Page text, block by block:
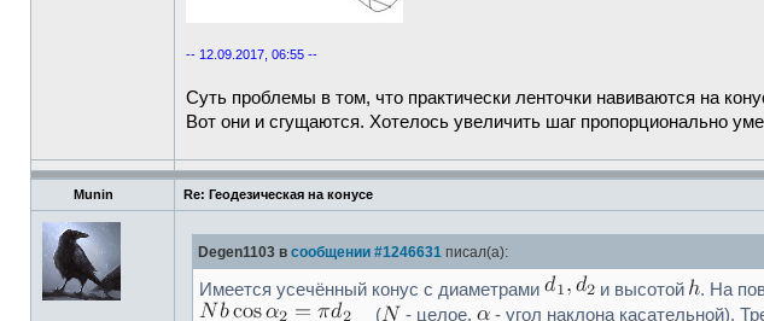
-- 12.09.2017, 06:55 --
Суть проблемы в том, что практически ленточки навиваются на
Вот они и сгущаются. Хотелось увеличить шаг пропорционально
Munin Re: Геодезическая на конусе
Degen1103 в сообщении #1246631 писал(а):
Имеется усечённый конус с диаметрами и высотой . На
(
- целое,
- угол наклона касательной).